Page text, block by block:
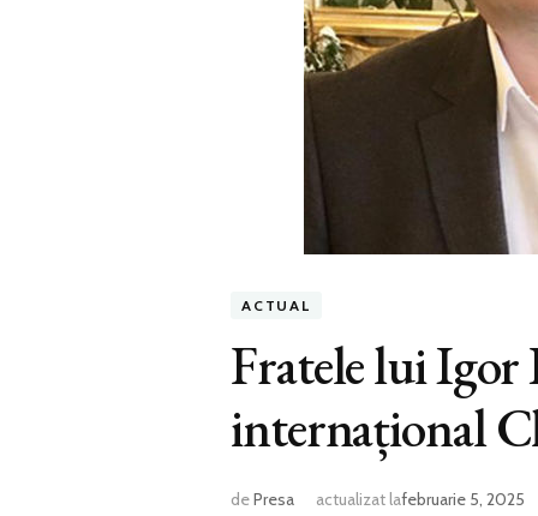
ACTUAL
Fratele lui
internațional
dePresa actualizat lafebruarie 5, 2025